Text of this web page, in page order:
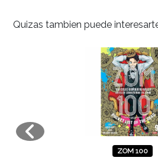
Quizas tambien puede
ZOM 100